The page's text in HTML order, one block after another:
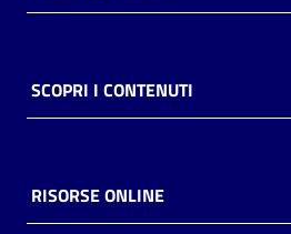
SCOPRI I CONTENUTI
RISORSE ONLINE